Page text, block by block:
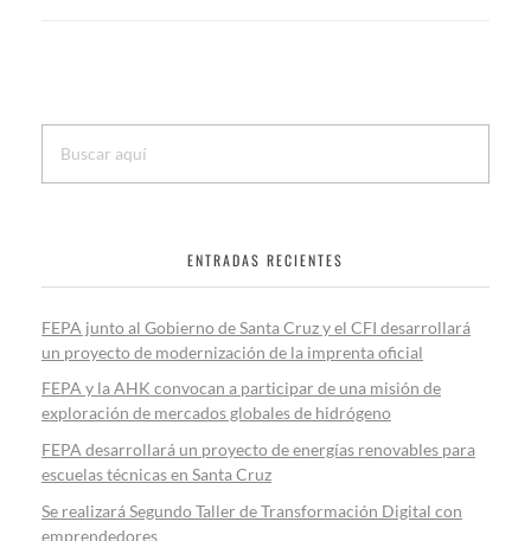
ENTRADAS RECIENTES
FEPA junto al Gobierno de Santa Cruz y el CFI desarrollará
un proyecto de modernización de la imprenta oficial
FEPA y la AHK convocan a participar de una misión de
exploración de mercados globales de hidrógeno
FEPA desarrollará un proyecto de energías renovables para
escuelas técnicas en Santa Cruz
Se realizará Segundo Taller de Transformación Digital con
emprendedores